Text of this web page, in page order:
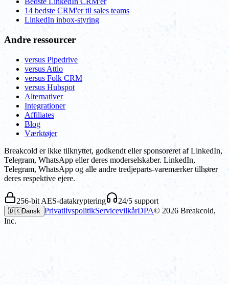
14 bedste CRM'er til sales teams
LinkedIn inbox-styring
Andre ressourcer
versus Pipedrive
versus Attio
versus Folk CRM
versus Hubspot
Alternativer
Integrationer
Affiliates
Blog
Værktøjer
Breakcold er ikke tilknyttet, godkendt eller sponsoreret af LinkedIn,
Telegram, WhatsApp eller deres moderselskaber. LinkedIn,
Telegram, WhatsApp og alle andre tredjeparts-varemærker tilhører
deres respektive ejere.
256-bit AES-datakryptering 24/5 support
🇩🇰Dansk PrivatlivspolitikServicevilkårDPA© 2026 Breakcold,
Inc.